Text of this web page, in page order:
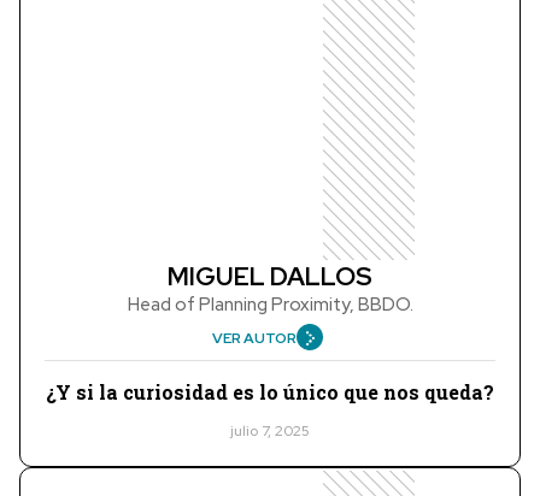
MIGUEL DALLOS
Head of Planning Proximity, BBDO.
VER AUTOR
¿Y si la curiosidad es lo único que nos queda?
julio 7, 2025